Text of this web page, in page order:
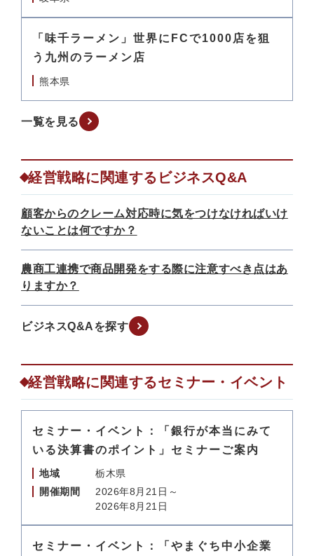
「味千ラーメン」世界にFCで1000店を狙
う九州のラーメン店
熊本県
一覧を見る
経営戦略に関連するビジネスQ&A
顧客からのクレーム対応時に気をつけなければいけ
ないことは何ですか？
農商工連携で商品開発をする際に注意すべき点はあ
りますか？
ビジネスQ&Aを探す
経営戦略に関連するセミナー・イベント
セミナー・イベント：「銀行が本当にみて
いる決算書のポイント」セミナーご案内
地域
栃木県
開催期間
2026年8月21日～
2026年8月21日
セミナー・イベント：「やまぐち中小企業